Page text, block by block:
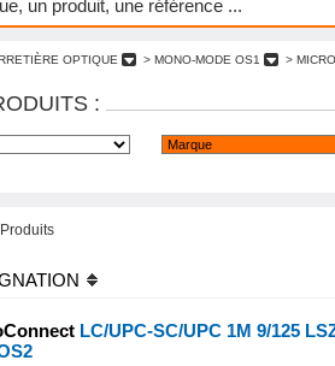
OPTIQUE > MONO-MODE OS1 >
:
LC/UPC-SC/UPC 1M 9/125